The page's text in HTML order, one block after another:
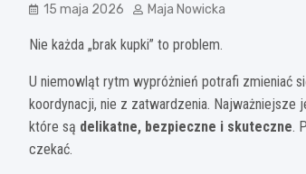
15 maja 2026 Maja Nowicka
Nie każda „brak kupki” to problem.
U niemowląt rytm wypróżnień potrafi zmieniać
koordynacji, nie z zatwardzenia.
które są delikatne, bezpieczne i skuteczne.
czekać.